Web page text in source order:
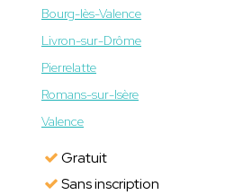
Bourg-lès-Valence
Livron-sur-Drôme
Pierrelatte
Romans-sur-Isère
Valence
Gratuit
Sans inscription